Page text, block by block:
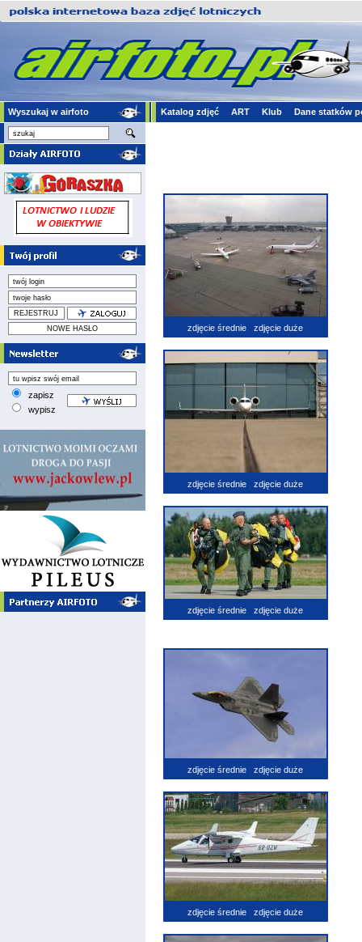
Wyszukaj w airfoto Katalog zdjęć ART Klub Dane statków
zapisz
wypisz
zdjęcie średnie zdjęcie duże
zdjęcie średnie zdjęcie duże
zdjęcie średnie zdjęcie duże
zdjęcie średnie zdjęcie duże
zdjęcie średnie zdjęcie duże